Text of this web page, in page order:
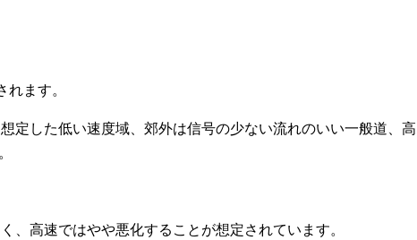
ます。
定した低い速度域、郊外は信号の少ない流れのいい一般道、高
、高速ではやや悪化することが想定されています。